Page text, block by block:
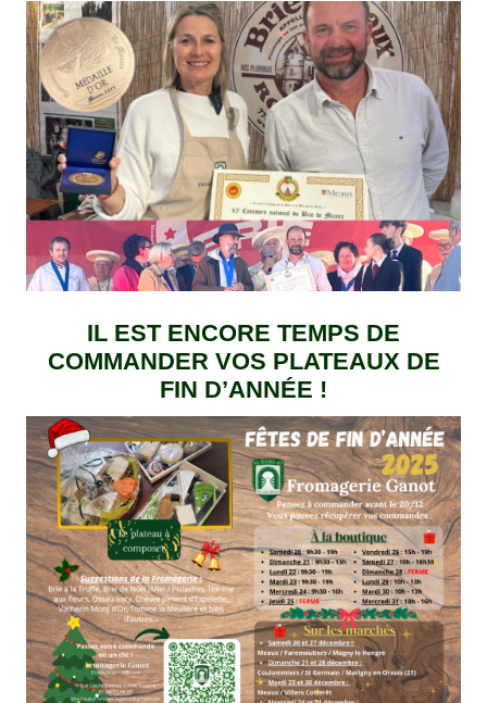
IL EST ENCORE TEMPS DE
COMMANDER VOS PLATEAUX DE
FIN D’ANNÉE !